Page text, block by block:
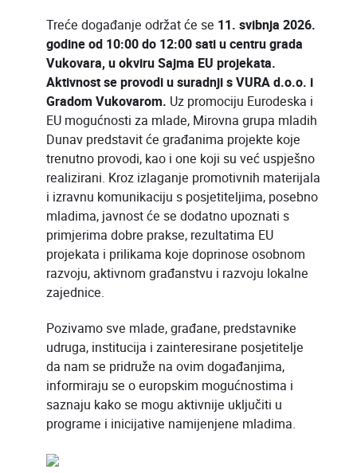
Treće događanje održat će se 11. svibnja 2026.
godine od 10:00 do 12:00 sati u centru grada
Vukovara, u okviru Sajma EU projekata.
Aktivnost se provodi u suradnji s VURA d.o.o. i
Gradom Vukovarom. Uz promociju Eurodeska i
EU mogućnosti za mlade, Mirovna grupa mladih
Dunav predstavit će građanima projekte koje
trenutno provodi, kao i one koji su već uspješno
realizirani. Kroz izlaganje promotivnih materijala
i izravnu komunikaciju s posjetiteljima, posebno
mladima, javnost će se dodatno upoznati s
primjerima dobre prakse, rezultatima EU
projekata i prilikama koje doprinose osobnom
razvoju, aktivnom građanstvu i razvoju lokalne
zajednice.
Pozivamo sve mlade, građane, predstavnike
udruga, institucija i zainteresirane posjetitelje
da nam se pridruže na ovim događanjima,
informiraju se o europskim mogućnostima i
saznaju kako se mogu aktivnije uključiti u
programe i inicijative namijenjene mladima.